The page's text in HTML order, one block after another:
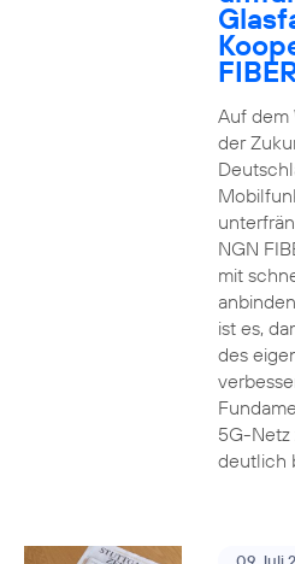
Auf dem
der
NGN
mit
ist es,
des
5G-
deutlich